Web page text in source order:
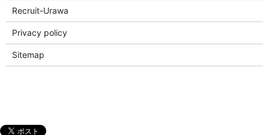
Recruit-Urawa
Privacy policy
Sitemap